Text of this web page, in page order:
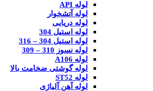
لوله API
لوله آتشخوار
لوله دریایی
لوله استیل 304
لوله استیل 304 – 316
لوله نسوز 310 – 309
لوله A106
لوله گوشتی ضخامت بالا
لوله ST52
لوله آهن آلیاژی